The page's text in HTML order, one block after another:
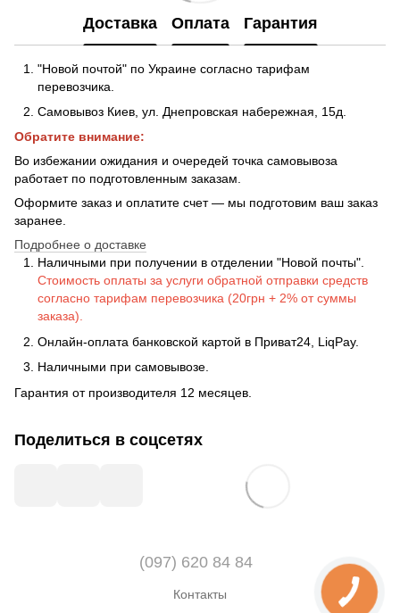
Доставка Оплата Гарантия
"Новой почтой" по Украине согласно тарифам
перевозчика.
Самовывоз Киев, ул. Днепровская набережная , 15д.
Обратите внимание:
Во избежании ожидания и очередей точка самовывоза
работает по подготовленным заказам.
Оформите заказ и оплатите счет — мы подготовим ваш заказ
заранее.
Подробнее о доставке
Наличными при получении в отделении "Новой почты".
Стоимость оплаты за услуги обратной отправки средств
согласно тарифам перевозчика (20грн + 2% от суммы
заказа).
Онлайн-оплата банковской картой в Приват24, LiqPay.
Наличными при самовывозе.
Гарантия от производителя 12 месяцев.
Поделиться в соцсетях
(097) 620 84 84
Контакты